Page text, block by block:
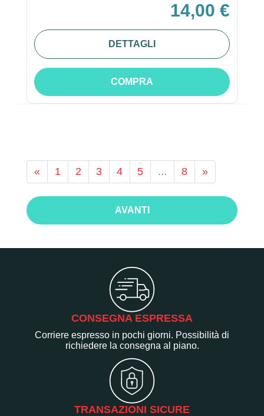
14,00 €
DETTAGLI
COMPRA
« 1 2 3 4 5 ... 8 »
AVANTI
CONSEGNA ESPRESSA
Corriere espresso in pochi giorni. Possibilità di
richiedere la consegna al piano.
TRANSAZIONI SICURE